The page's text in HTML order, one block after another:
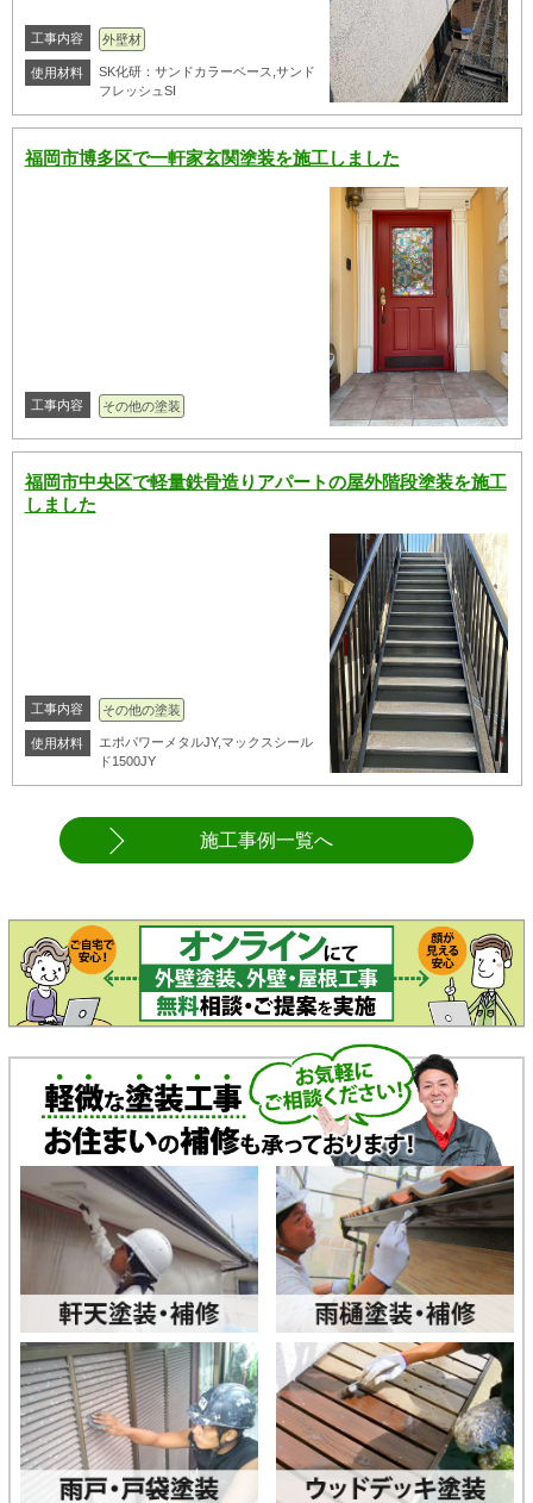
工事内容 外壁材
使用材料
SK化研：サンドカラーベース,サンド
フレッシュSI
福岡市博多区で一軒家玄関塗装を施工しました
工事内容 その他の塗装
福岡市中央区で軽量鉄骨造りアパートの屋外階段塗装を施工
しました
工事内容 その他の塗装
使用材料
エポパワーメタルJY,マックスシール
ド1500JY
施工事例一覧へ